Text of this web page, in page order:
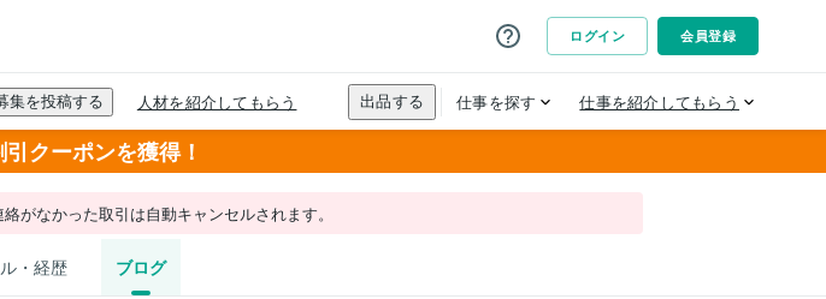
クーポンを獲得！
がなかった取引は自動キャンセルされます。
・経歴 ブログ